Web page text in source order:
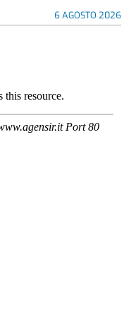
6 AGOSTO 2026